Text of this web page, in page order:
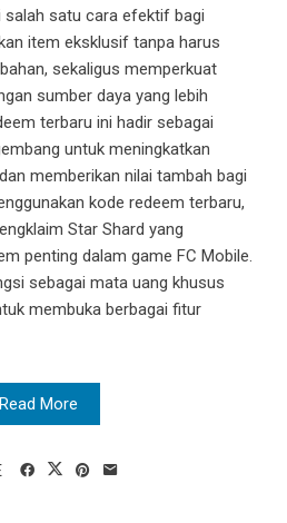
salah satu cara efektif bagi
item eksklusif tanpa harus
sekaligus memperkuat
sumber daya yang lebih
terbaru ini hadir sebagai
untuk meningkatkan
memberikan nilai tambah bagi
kode redeem terbaru,
Star Shard yang
penting dalam game FC Mobile.
sebagai mata uang khusus
membuka berbagai fitur
Read More